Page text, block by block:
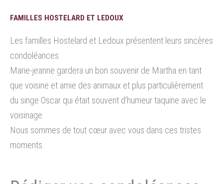
FAMILLES HOSTELARD ET LEDOUX
Les familles Hostelard et Ledoux présentent leurs sincères
condoléances.
Marie-jeanne gardera un bon souvenir de Martha en tant
que voisine et amie des animaux et plus particulièrement
du singe Oscar qui était souvent d’humeur taquine avec le
voisinage.
Nous sommes de tout cœur avec vous dans ces tristes
moments.